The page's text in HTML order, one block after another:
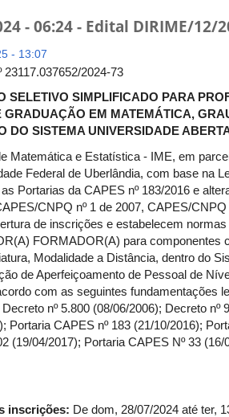
- 06:24 - Edital DIRIME/12/
- 13:07
23117.037652/2024-73
SELETIVO SIMPLIFICADO PARA
GRADUAÇÃO EM MATEMÁTICA,
DO SISTEMA UNIVERSIDADE
Matemática e Estatística - IME, em
Federal de Uberlândia, com base na
Portarias da CAPES nº 183/2016 e
CNPQ nº 1 de 2007, CAPES/
de inscrições e estabelecem
FORMADOR(A) para componentes
Modalidade a Distância, dentro do
de Aperfeiçoamento de Pessoal de
com as seguintes fundamentações
nº 5.800 (08/06/2006); Decreto nº
Portaria CAPES nº 183 (21/10/2016);
(19/04/2017); Portaria CAPES Nº 33 (16/
inscrições: De dom, 28/07/2024 até ter,